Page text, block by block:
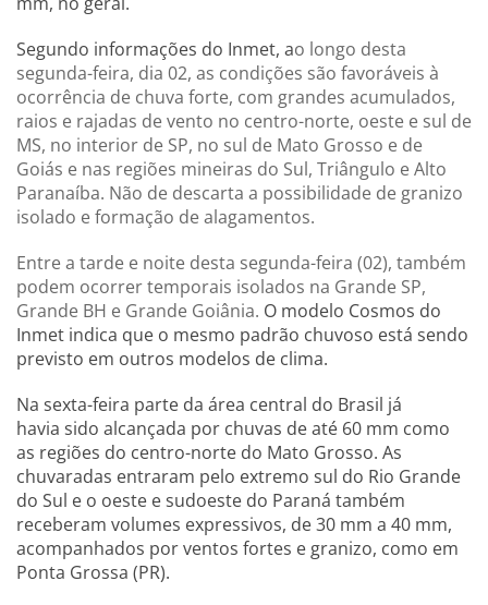
Segundo informações do Inmet, ao longo desta
segunda-feira, dia 02, as condições são favoráveis à
ocorrência de chuva forte, com grandes acumulados,
raios e rajadas de vento no centro-norte, oeste e sul de
MS, no interior de SP, no sul de Mato Grosso e de
Goiás e nas regiões mineiras do Sul, Triângulo e Alto
Paranaíba. Não de descarta a possibilidade de granizo
isolado e formação de alagamentos.
Entre a tarde e noite desta segunda-feira (02), também
podem ocorrer temporais isolados na Grande SP,
Grande BH e Grande Goiânia. O modelo Cosmos do
Inmet indica que o mesmo padrão chuvoso está sendo
previsto em outros modelos de clima.
Na sexta-feira parte da área central do Brasil já
havia sido alcançada por chuvas de até 60 mm como
as regiões do centro-norte do Mato Grosso. As
chuvaradas entraram pelo extremo sul do Rio Grande
do Sul e o oeste e sudoeste do Paraná também
receberam volumes expressivos, de 30 mm a 40 mm,
acompanhados por ventos fortes e granizo, como em
Ponta Grossa (PR).